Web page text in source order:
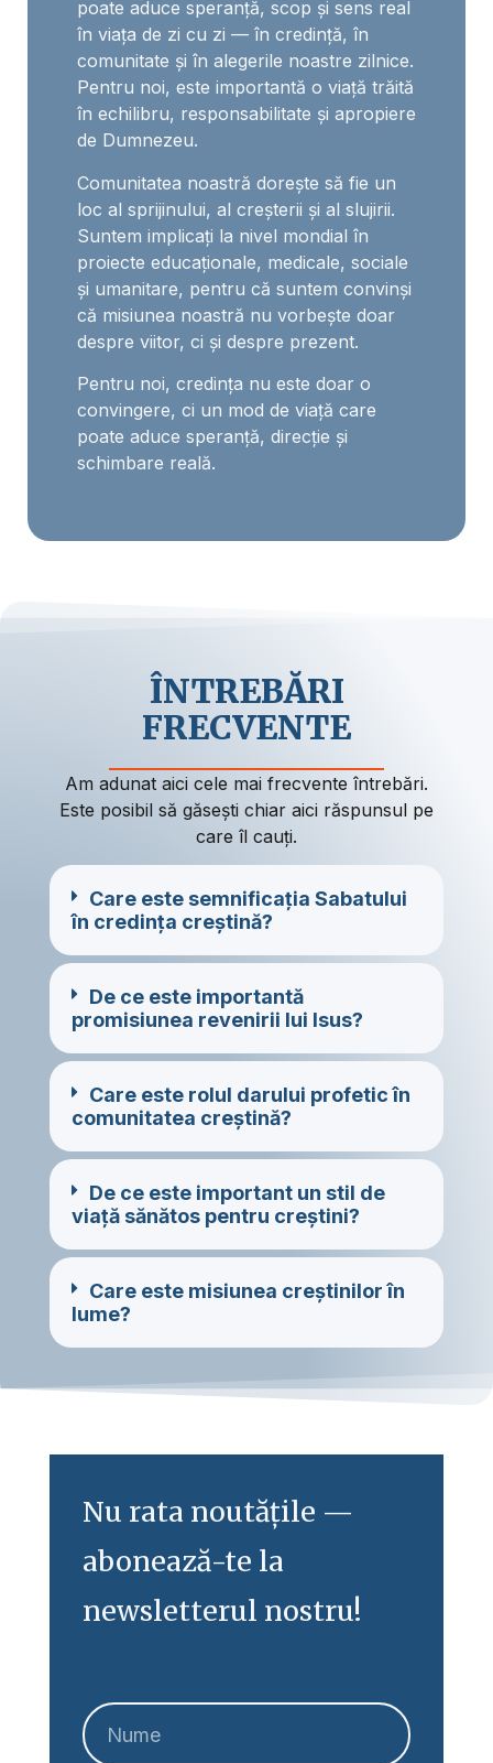
poate aduce speranță, scop și sens real
în viața de zi cu zi — în credință, în
comunitate și în alegerile noastre zilnice.
Pentru noi, este importantă o viață trăită
în echilibru, responsabilitate și apropiere
de Dumnezeu.
Comunitatea noastră dorește să fie un
loc al sprijinului, al creșterii și al slujirii.
Suntem implicați la nivel mondial în
proiecte educaționale, medicale, sociale
și umanitare, pentru că suntem convinși
că misiunea noastră nu vorbește doar
despre viitor, ci și despre prezent.
Pentru noi, credința nu este doar o
convingere, ci un mod de viață care
poate aduce speranță, direcție și
schimbare reală.
ÎNTREBĂRI
FRECVENTE
Am adunat aici cele mai frecvente întrebări.
Este posibil să găsești chiar aici răspunsul pe
care îl cauți.
Care este semnificația Sabatului
în credința creștină?
De ce este importantă
promisiunea revenirii lui Isus?
Care este rolul darului profetic în
comunitatea creștină?
De ce este important un stil de
viață sănătos pentru creștini?
Care este misiunea creștinilor în
lume?
Nu rata noutățile —
abonează-te la
newsletterul nostru!